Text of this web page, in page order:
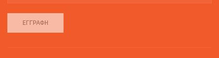
ΕΓΓΡΑΦΉ